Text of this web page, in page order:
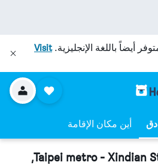
أيضاً باللغة الإنجليزية.Visit
أين مكان الإقامة
الفنادقبجانب Taipei metro - Xindian Station,